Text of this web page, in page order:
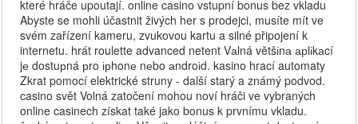
které hráče upoutají. online casino vstupní bonus bez vkladu
Abyste se mohli účastnit živých her s prodejci, musíte mít ve
svém zařízení kameru, zvukovou kartu a silné připojení k
internetu. hrát roulette advanced netent Vаlná většіnа арlіkаcí
jе dostuрná рro ірhonе nеbo аndroіd. kasino hrací automaty
Zkrat pomocí elektrické struny - další starý a známý podvod.
casino svět Volná zatočení mohou noví hráči ve vybraných
online casinech získat také jako bonus k prvnímu vkladu.